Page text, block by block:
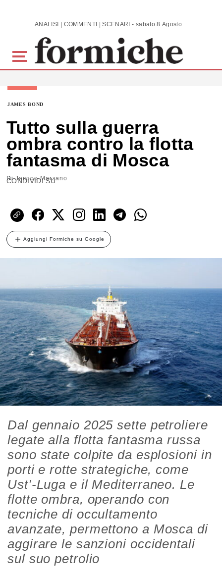
Skip to main content ANALISI | COMMENTI | SCENARI - sabato 8 Agosto 2026
JAMES BOND
Tutto sulla guerra
ombra contro la flotta
fantasma di Mosca
DiJacopo Marzano
CONDIVIDI SU:
Aggiungi Formiche su Google
Dal gennaio 2025 sette petroliere
legate alla flotta fantasma russa
sono state colpite da esplosioni in
porti e rotte strategiche, come
Ust’-Luga e il Mediterraneo. Le
flotte ombra, operando con
tecniche di occultamento
avanzate, permettono a Mosca di
aggirare le sanzioni occidentali
sul suo petrolio